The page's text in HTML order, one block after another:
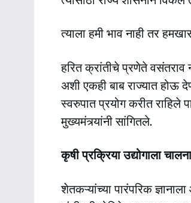
त्याला हमी भाव नाही तर
हरित क्रांतीचे प्रणेते वसंतराव
अशी एकही बा‍ब राज्यात होऊ
स्वरुपात प्रयोग करीत
मुख्यमंत्र्यांनी सांगितले.
कृषी प्रक्रिया उद्योगाला
शेतकऱ्यांच्या पारंपरिक